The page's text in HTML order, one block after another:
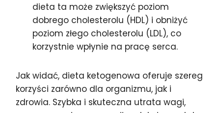
dieta ta może zwiększyć poziom
dobrego cholesterolu (HDL) i obniżyć
poziom złego cholesterolu (LDL), co
korzystnie wpłynie na pracę serca.
Jak widać, dieta ketogenowa oferuje szereg
korzyści zarówno dla organizmu, jak i
zdrowia. Szybka i skuteczna utrata wagi,